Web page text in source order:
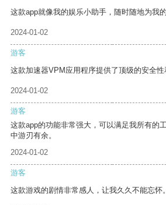
这款app就像我的娱乐小助手，随时随地为我
2024-01-02
游客
这款加速器VPM应用程序提供了顶级的安全性
2024-01-02
游客
这款app的功能非常强大，可以满足我所有的
中游刃有余。
2024-01-02
游客
这款游戏的剧情非常感人，让我久久不能忘怀。